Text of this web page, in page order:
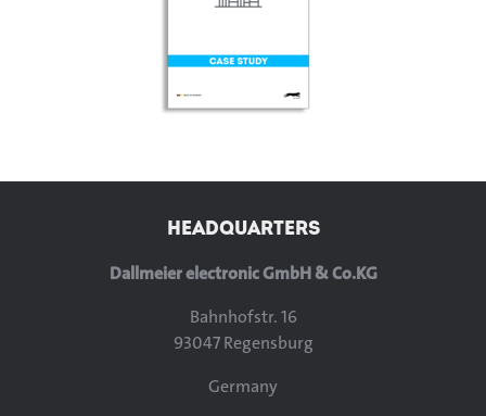
HEADQUARTERS
Dallmeier electronic GmbH & Co.KG
Bahnhofstr. 16
93047 Regensburg
Germany